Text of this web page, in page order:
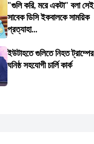
"গুলি করি, মরে একটা" বলা সেই
সাবেক ডিসি ইকবালকে সাময়িক
প্রত্যাহা...
ইউটাহতে গুলিতে নিহত ট্রাম্পের
ঘনিষ্ঠ সহযোগী চার্লি কার্ক